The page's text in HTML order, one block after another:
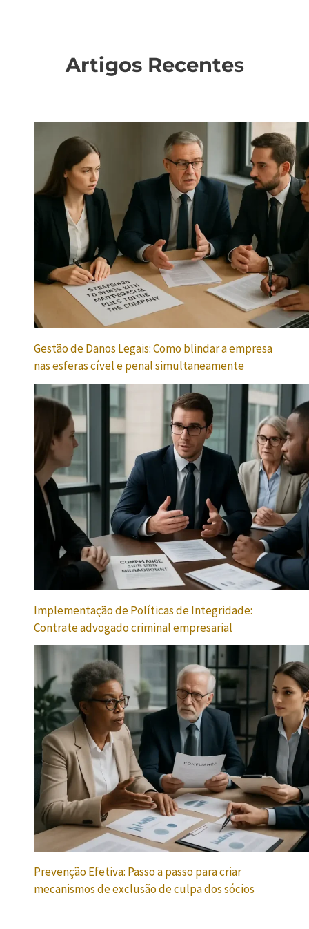
Artigos Recentes
Gestão de Danos Legais: Como blindar a empresa
nas esferas cível e penal simultaneamente
Implementação de Políticas de Integridade:
Contrate advogado criminal empresarial
Prevenção Efetiva: Passo a passo para criar
mecanismos de exclusão de culpa dos sócios